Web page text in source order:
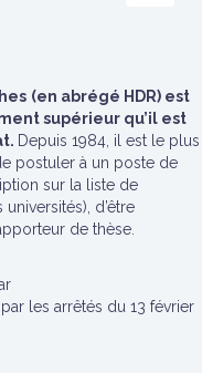
(en abrégé HDR) est
supérieur qu’il est
Depuis 1984, il est le plus
postuler à un poste de
sur la liste de
d’être
de thèse.
les arrêtés du 13 février